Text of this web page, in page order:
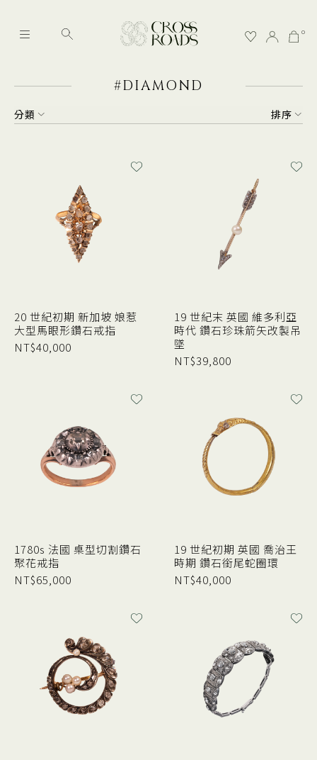
0
#DIAMOND
排序
分類
20 世紀初期 新加坡 娘惹
大型馬眼形鑽石戒指
NT$40,000
19 世紀末 英國 維多利亞
時代 鑽石珍珠箭矢改製吊
墜
NT$39,800
1780s 法國 桌型切割鑽石
聚花戒指
NT$65,000
19 世紀初期 英國 喬治王
時期 鑽石銜尾蛇圈環
NT$40,000